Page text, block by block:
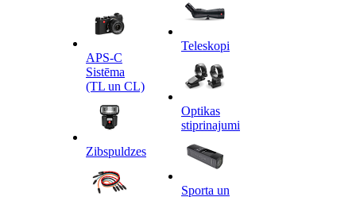
APS-C
Sistēma
(TL un CL)
Zibspuldzes
Teleskopi
Optikas
stiprinajumi
Sporta un